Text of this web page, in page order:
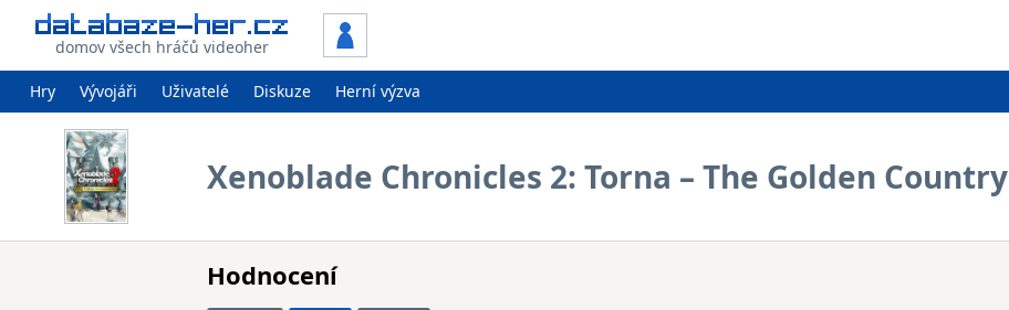
domov všech hráčů videoher
Hry Vývojáři Uživatelé Diskuze Herní výzva
Xenoblade Chronicles 2: Torna – The Golden Country
Hodnocení